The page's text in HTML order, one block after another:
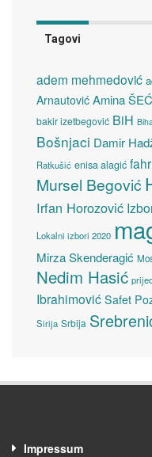
Tagovi
adem mehmedović
Arnautović Amina
bakir izetbegović BiH
Bošnjaci Damir
Ratkušić enisa alagić
Mursel Begović
Irfan Horozović
Lokalni izbori 2020
Mirza Skenderagić
Nedim Hasić
Ibrahimović Safet
Sirija Srbija
Impressum